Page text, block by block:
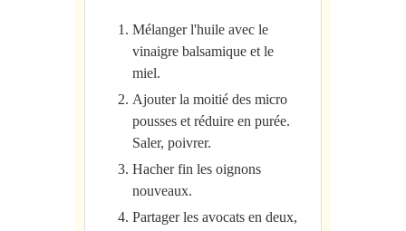
Mélanger l'huile avec le
vinaigre balsamique et le
miel.
Ajouter la moitié des micro
pousses et réduire en purée.
Saler, poivrer.
Hacher fin les oignons
nouveaux.
Partager les avocats en deux,